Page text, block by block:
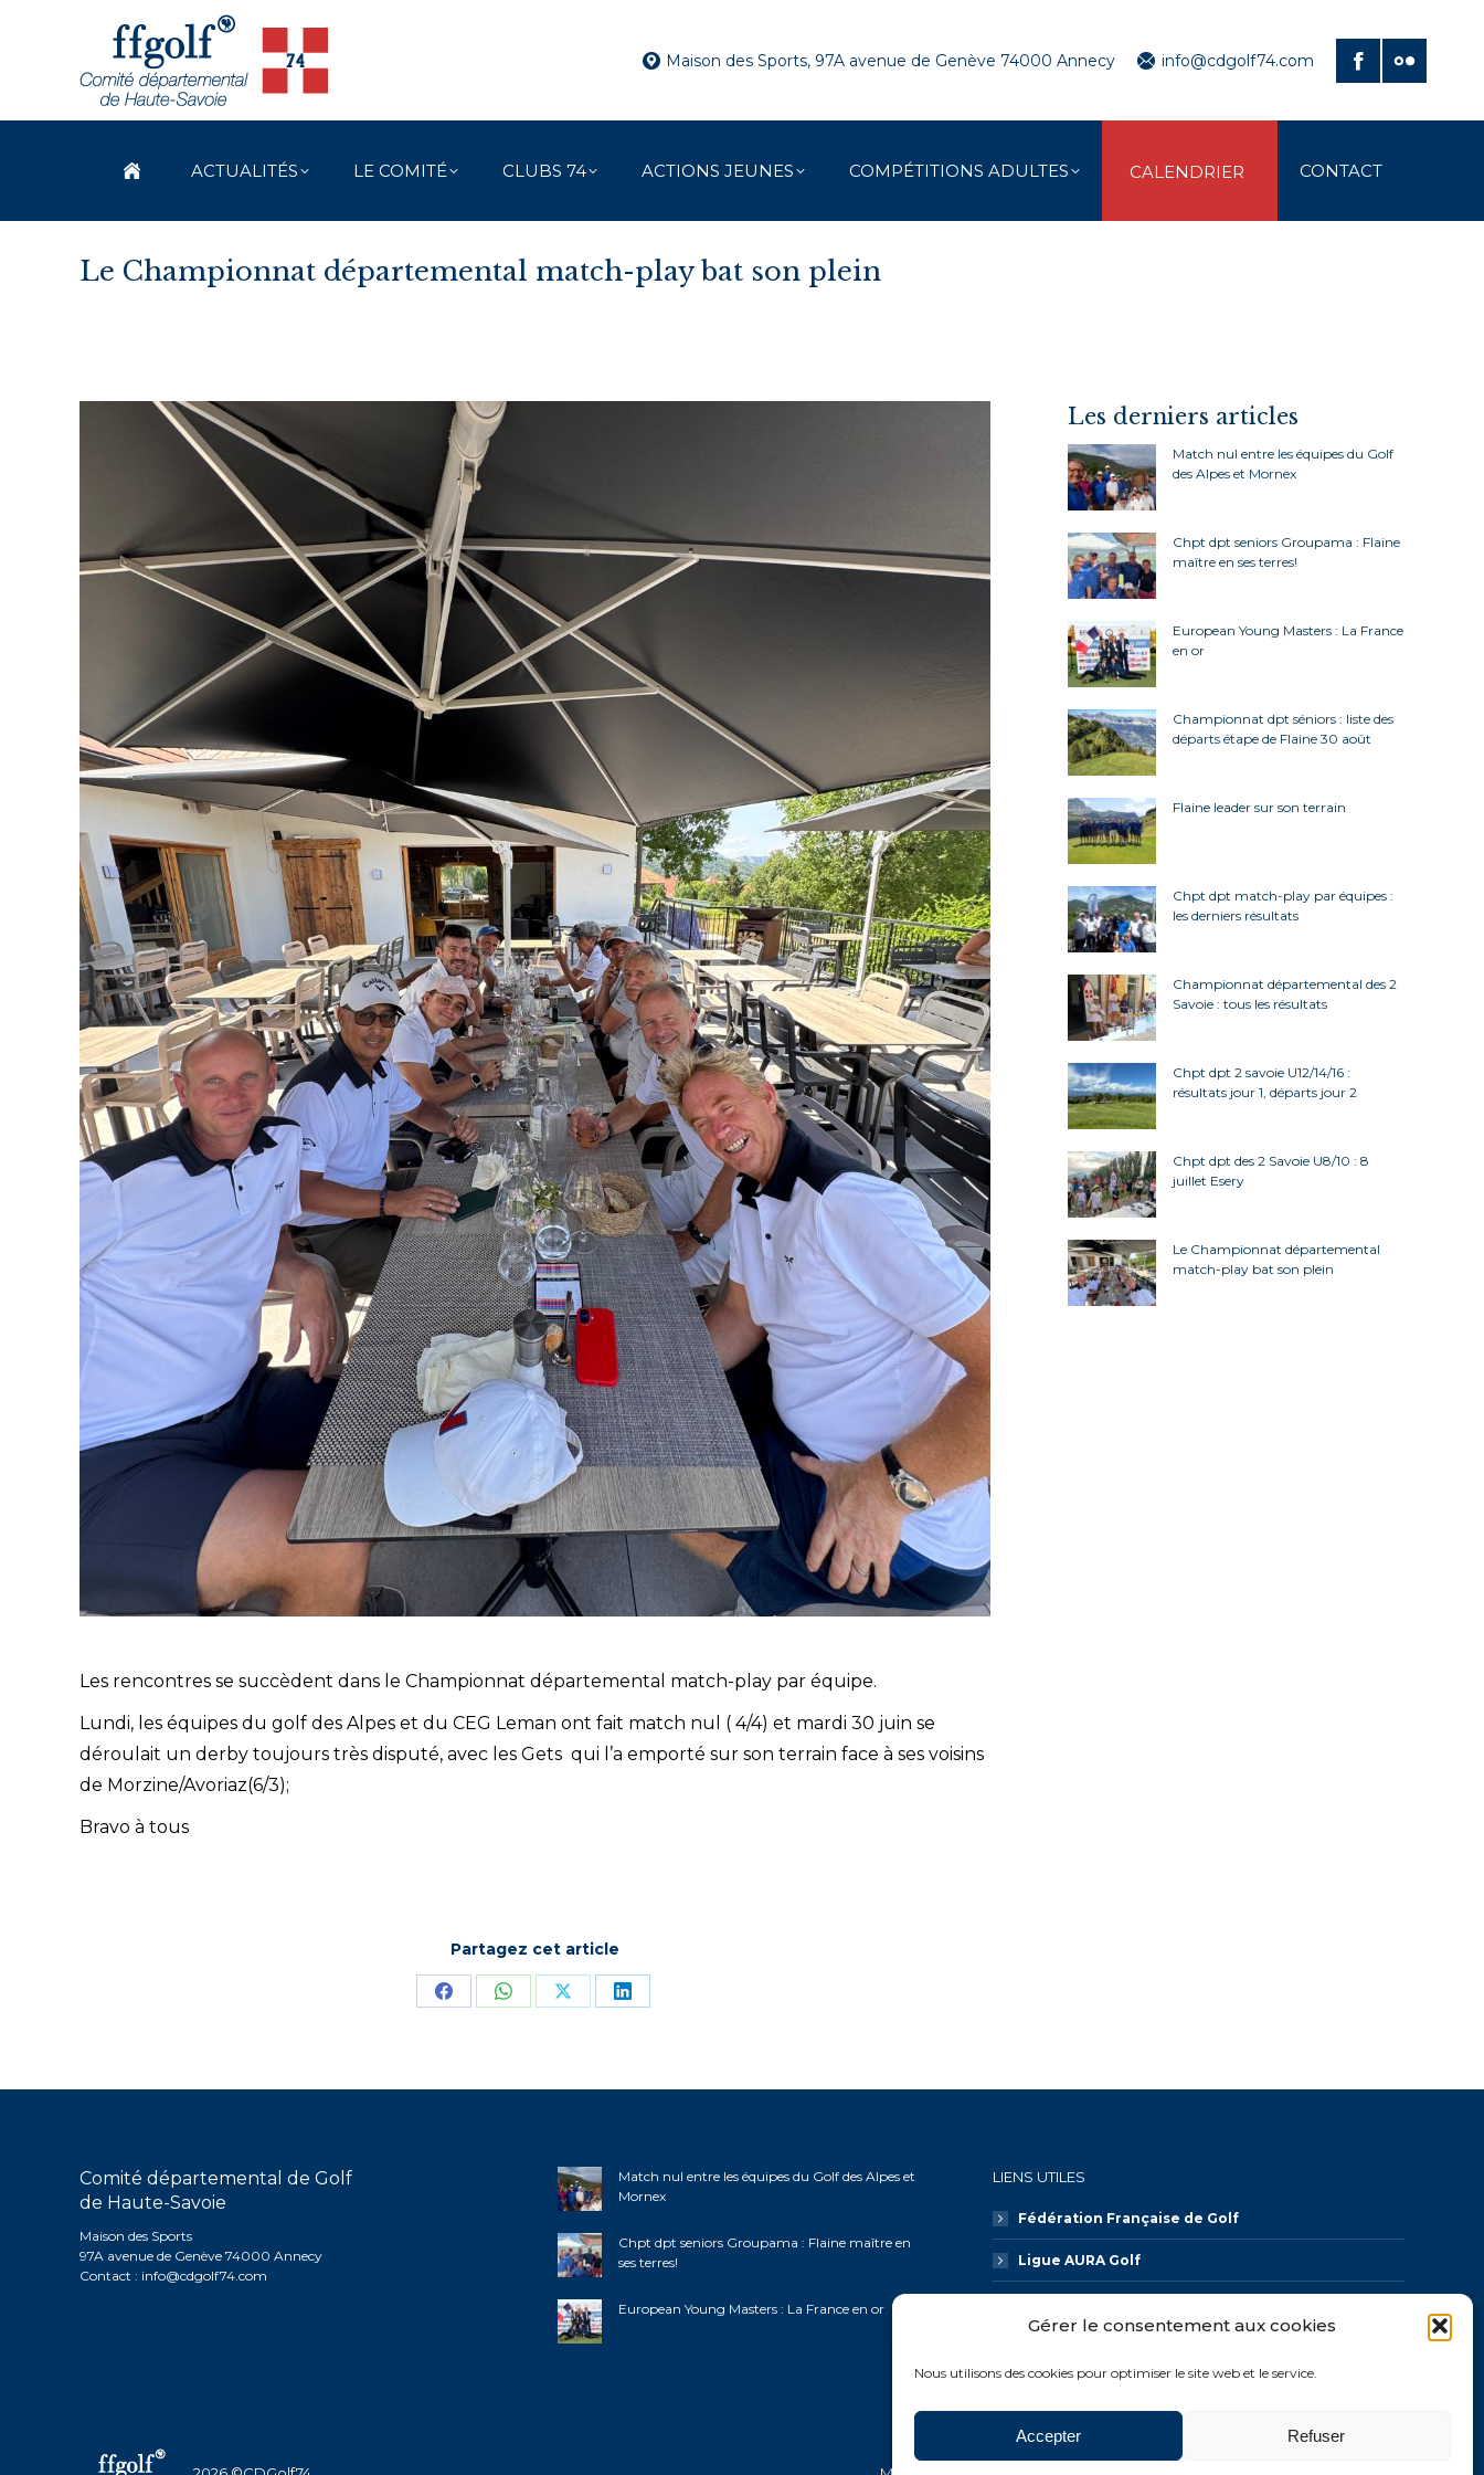
Gérer le consentement aux cookies
Nous utilisons des cookies pour optimiser le site web et le service.
Accepter Refuser
Maison des Sports, 97A avenue de Genève 74000 Annecy info@cdgolf74.com
ACTUALITÉS LE COMITÉ CLUBS 74 ACTIONS JEUNES COMPÉTITIONS ADULTES CALENDRIER CONTACT
Le Championnat départemental match-play bat son plein
Les rencontres se succèdent dans le Championnat départemental match-play par équipe.
Lundi, les équipes du golf des Alpes et du CEG Leman ont fait match nul ( 4/4) et mardi 30 juin se
déroulait un derby toujours très disputé, avec les Gets qui l’a emporté sur son terrain face à ses voisins
de Morzine/Avoriaz(6/3);
Bravo à tous
Partagez cet article
PartagerPartagerPartagerPartager
Les derniers articles
Match nul entre les équipes du Golf
des Alpes et Mornex
Chpt dpt seniors Groupama : Flaine
maître en ses terres!
European Young Masters : La France
en or
Championnat dpt séniors : liste des
départs étape de Flaine 30 août
Flaine leader sur son terrain
Chpt dpt match-play par équipes :
les derniers résultats
Championnat départemental des 2
Savoie : tous les résultats
Chpt dpt 2 savoie U12/14/16 :
résultats jour 1, départs jour 2
Chpt dpt des 2 Savoie U8/10 : 8
juillet Esery
Le Championnat départemental
match-play bat son plein
Comité départemental de Golf
de Haute-Savoie
Maison des Sports
97A avenue de Genève 74000 Annecy
Contact : info@cdgolf74.com
Match nul entre les équipes du Golf des Alpes et
Mornex
Chpt dpt seniors Groupama : Flaine maître en
ses terres!
European Young Masters : La France en or
LIENS UTILES
Fédération Française de Golf
Ligue AURA Golf